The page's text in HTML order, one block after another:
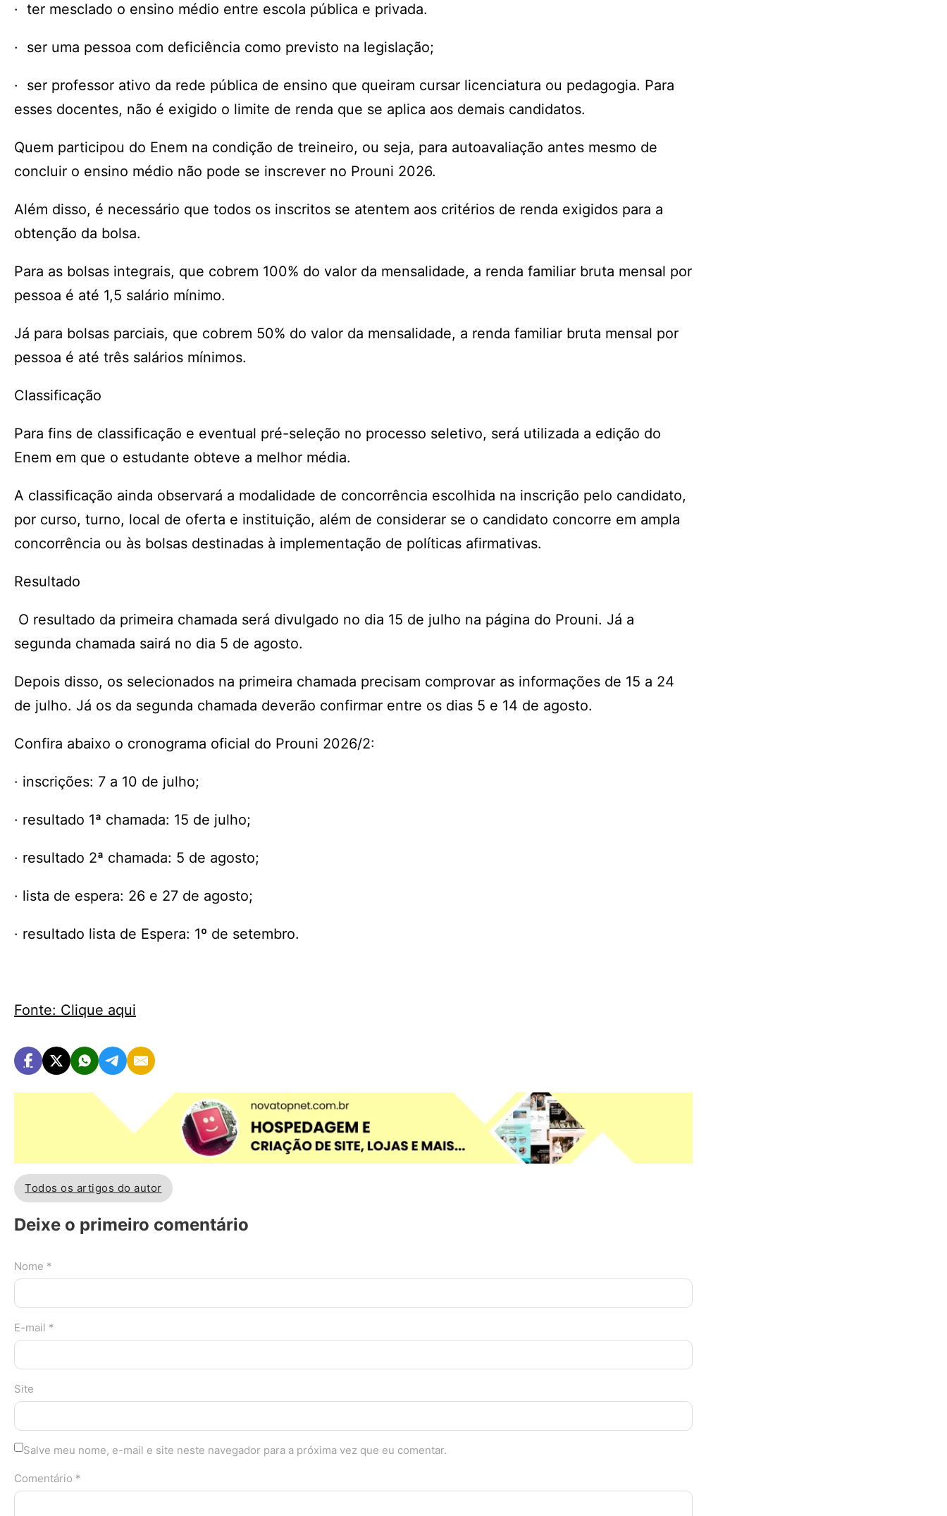
· ter mesclado o ensino médio entre escola pública e privada.
· ser uma pessoa com deficiência como previsto na legislação;
· ser professor ativo da rede pública de ensino que queiram cursar licenciatura ou pedagogia. Para
esses docentes, não é exigido o limite de renda que se aplica aos demais candidatos.
Quem participou do Enem na condição de treineiro, ou seja, para autoavaliação antes mesmo de
concluir o ensino médio não pode se inscrever no Prouni 2026.
Além disso, é necessário que todos os inscritos se atentem aos critérios de renda exigidos para a
obtenção da bolsa.
Para as bolsas integrais, que cobrem 100% do valor da mensalidade, a renda familiar bruta mensal por
pessoa é até 1,5 salário mínimo.
Já para bolsas parciais, que cobrem 50% do valor da mensalidade, a renda familiar bruta mensal por
pessoa é até três salários mínimos.
Classificação
Para fins de classificação e eventual pré-seleção no processo seletivo, será utilizada a edição do
Enem em que o estudante obteve a melhor média.
A classificação ainda observará a modalidade de concorrência escolhida na inscrição pelo candidato,
por curso, turno, local de oferta e instituição, além de considerar se o candidato concorre em ampla
concorrência ou às bolsas destinadas à implementação de políticas afirmativas.
Resultado
O resultado da primeira chamada será divulgado no dia 15 de julho na página do Prouni. Já a
segunda chamada sairá no dia 5 de agosto.
Depois disso, os selecionados na primeira chamada precisam comprovar as informações de 15 a 24
de julho. Já os da segunda chamada deverão confirmar entre os dias 5 e 14 de agosto.
Confira abaixo o cronograma oficial do Prouni 2026/2:
· inscrições: 7 a 10 de julho;
· resultado 1ª chamada: 15 de julho;
· resultado 2ª chamada: 5 de agosto;
· lista de espera: 26 e 27 de agosto;
· resultado lista de Espera: 1º de setembro.
Fonte: Clique aqui
Todos os artigos do autor
Deixe o primeiro comentário
Nome *
E-mail *
Site
Salve meu nome, e-mail e site neste navegador para a próxima vez que eu comentar.
Comentário *